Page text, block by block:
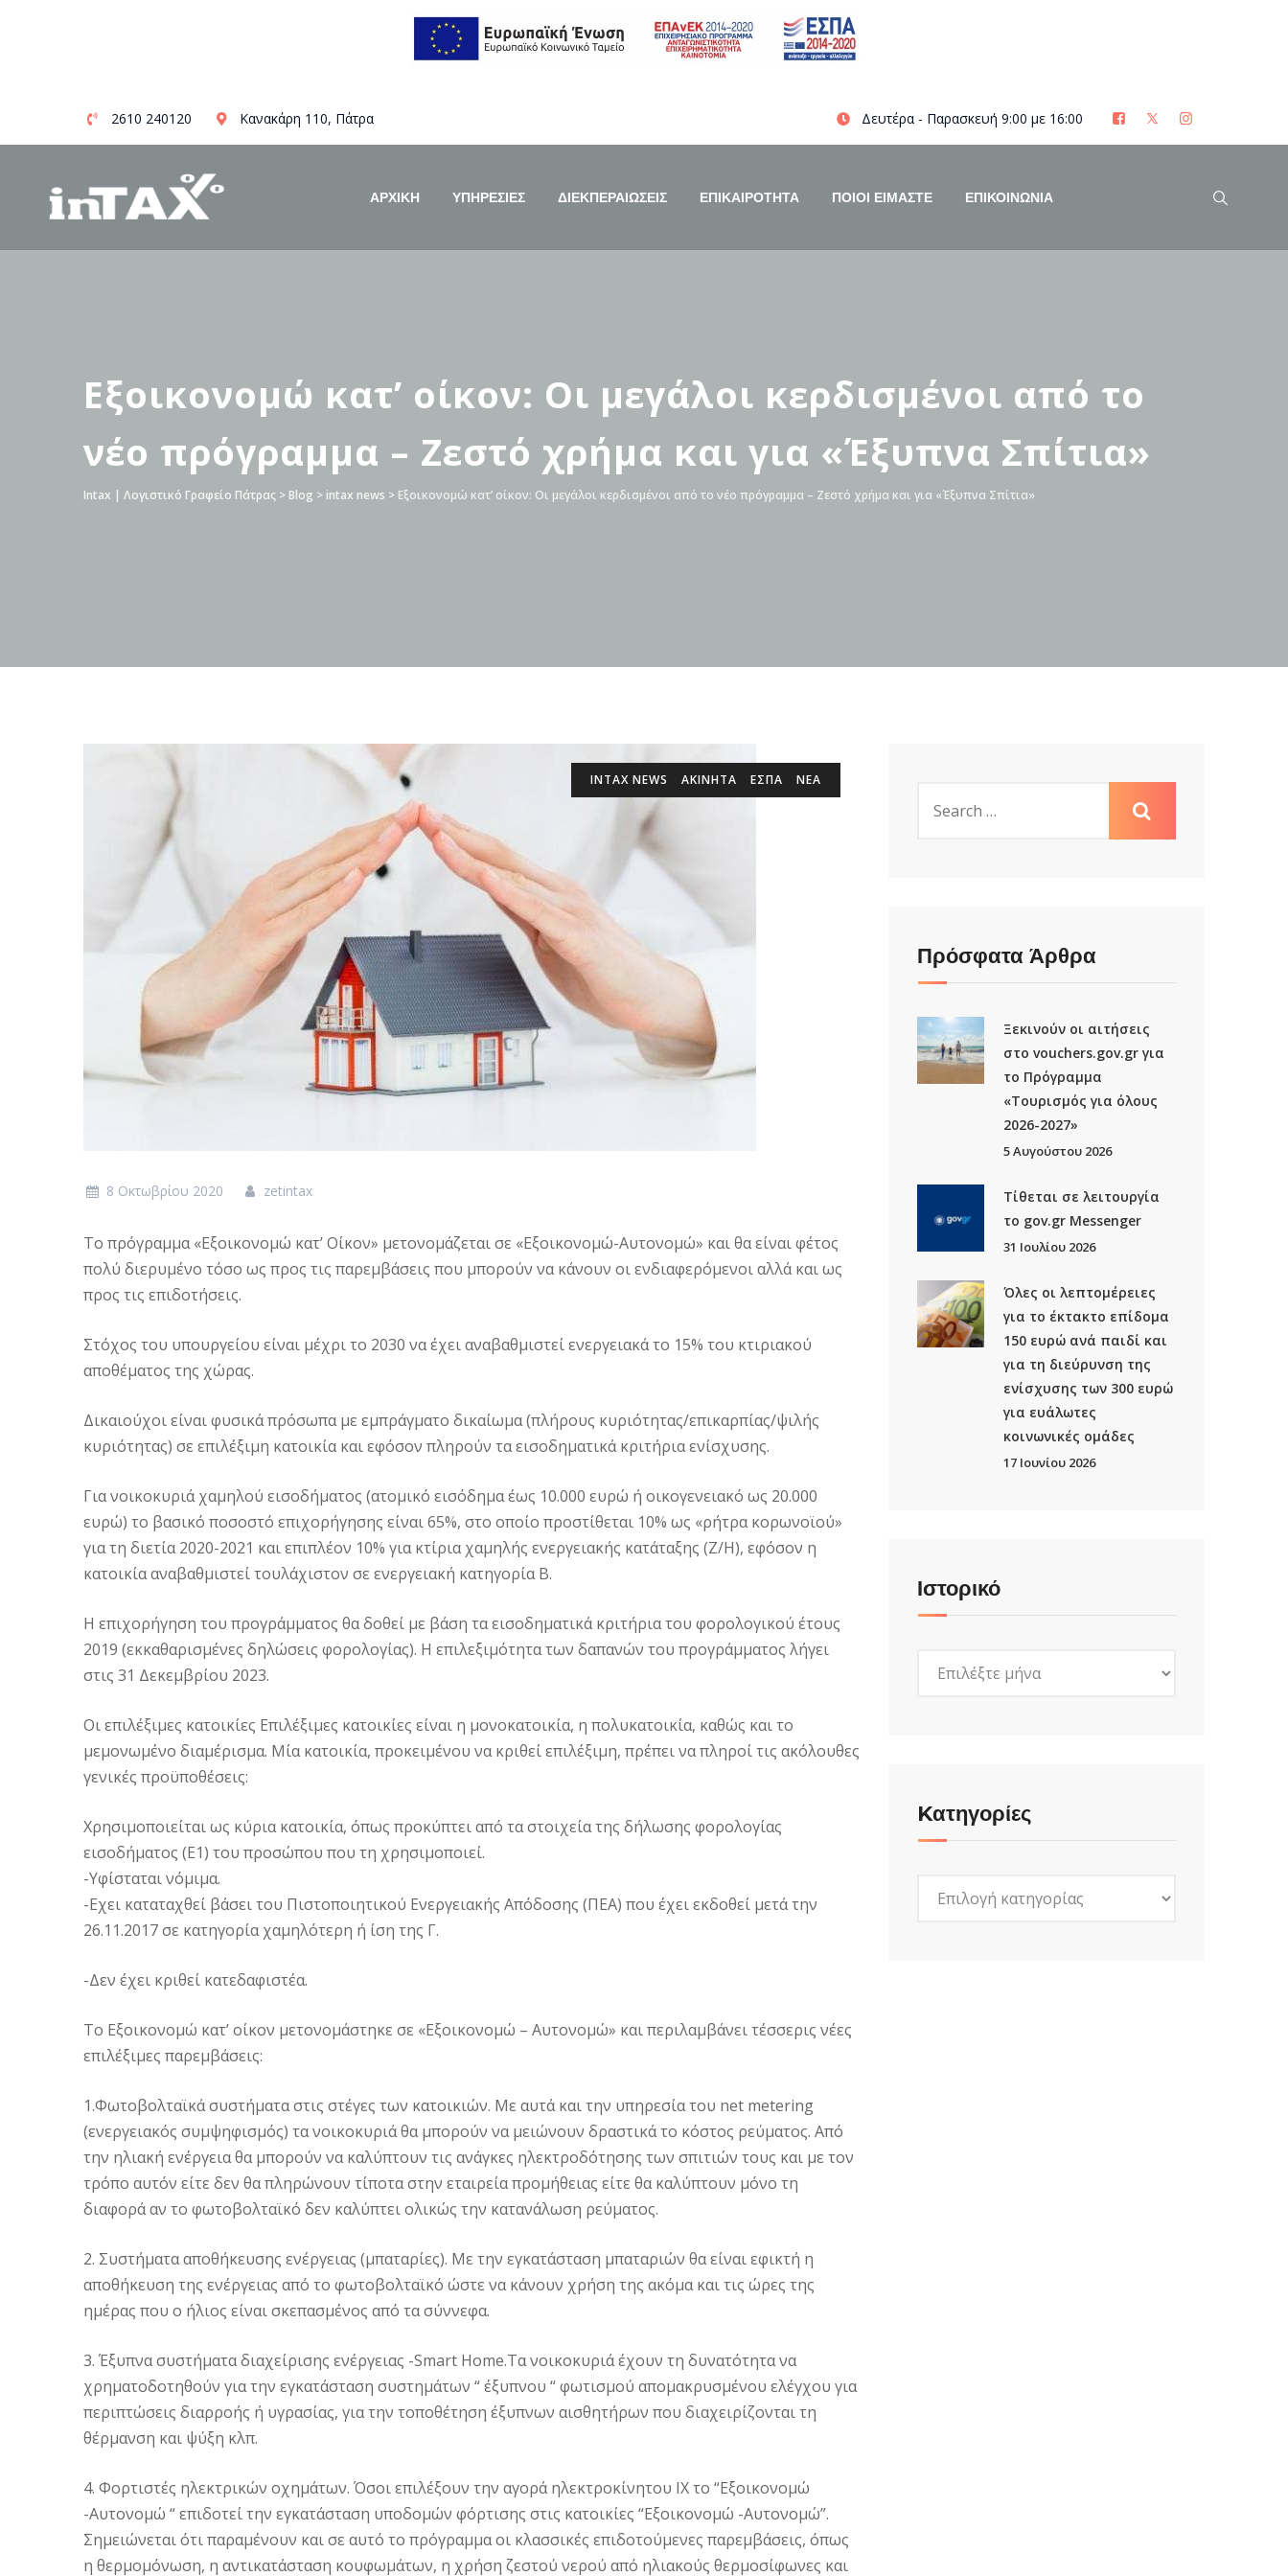
content
2610 240120 Κανακάρη 110, Πάτρα Δευτέρα - Παρασκευή 9:00 με 16:00
ΑΡΧΙΚΗ ΥΠΗΡΕΣΙΕΣ ΔΙΕΚΠΕΡΑΙΩΣΕΙΣ ΕΠΙΚΑΙΡΟΤΗΤΑ ΠΟΙΟΊ ΕΊΜΑΣΤΕ ΕΠΙΚΟΙΝΩΝΙΑ
Εξοικονομώ κατ’ οίκον: Οι μεγάλοι κερδισμένοι από το
νέο πρόγραμμα – Ζεστό χρήμα και για «Έξυπνα Σπίτια»
Intax | Λογιστικό Γραφείο Πάτρας > Blog > intax news > Εξοικονομώ κατ’ οίκον: Οι μεγάλοι κερδισμένοι από το νέο πρόγραμμα – Ζεστό χρήμα και για «Έξυπνα Σπίτια»
INTAX NEWS ΑΚΙΝΗΤΑ ΕΣΠΑ ΝΕΑ
8 Οκτωβρίου 2020 zetintax
Το πρόγραμμα «Εξοικονομώ κατ’ Οίκον» μετονομάζεται σε «Εξοικονομώ-Αυτονομώ» και θα είναι φέτος
πολύ διερυμένο τόσο ως προς τις παρεμβάσεις που μπορούν να κάνουν οι ενδιαφερόμενοι αλλά και ως
προς τις επιδοτήσεις.
Στόχος του υπουργείου είναι μέχρι το 2030 να έχει αναβαθμιστεί ενεργειακά το 15% του κτιριακού
αποθέματος της χώρας.
Δικαιούχοι είναι φυσικά πρόσωπα με εμπράγματο δικαίωμα (πλήρους κυριότητας/επικαρπίας/ψιλής
κυριότητας) σε επιλέξιμη κατοικία και εφόσον πληρούν τα εισοδηματικά κριτήρια ενίσχυσης.
Για νοικοκυριά χαμηλού εισοδήματος (ατομικό εισόδημα έως 10.000 ευρώ ή οικογενειακό ως 20.000
ευρώ) το βασικό ποσοστό επιχορήγησης είναι 65%, στο οποίο προστίθεται 10% ως «ρήτρα κορωνοϊού»
για τη διετία 2020-2021 και επιπλέον 10% για κτίρια χαμηλής ενεργειακής κατάταξης (Ζ/Η), εφόσον η
κατοικία αναβαθμιστεί τουλάχιστον σε ενεργειακή κατηγορία Β.
Η επιχορήγηση του προγράμματος θα δοθεί με βάση τα εισοδηματικά κριτήρια του φορολογικού έτους
2019 (εκκαθαρισμένες δηλώσεις φορολογίας). Η επιλεξιμότητα των δαπανών του προγράμματος λήγει
στις 31 Δεκεμβρίου 2023.
Οι επιλέξιμες κατοικίες Επιλέξιμες κατοικίες είναι η μονοκατοικία, η πολυκατοικία, καθώς και το
μεμονωμένο διαμέρισμα. Μία κατοικία, προκειμένου να κριθεί επιλέξιμη, πρέπει να πληροί τις ακόλουθες
γενικές προϋποθέσεις:
Χρησιμοποιείται ως κύρια κατοικία, όπως προκύπτει από τα στοιχεία της δήλωσης φορολογίας
εισοδήματος (Ε1) του προσώπου που τη χρησιμοποιεί.
-Υφίσταται νόμιμα.
-Εχει καταταχθεί βάσει του Πιστοποιητικού Ενεργειακής Απόδοσης (ΠΕΑ) που έχει εκδοθεί μετά την
26.11.2017 σε κατηγορία χαμηλότερη ή ίση της Γ.
-Δεν έχει κριθεί κατεδαφιστέα.
Το Εξοικονομώ κατ’ οίκον μετονομάστηκε σε «Εξοικονομώ – Αυτονομώ» και περιλαμβάνει τέσσερις νέες
επιλέξιμες παρεμβάσεις:
1.Φωτοβολταϊκά συστήματα στις στέγες των κατοικιών. Με αυτά και την υπηρεσία του net metering
(ενεργειακός συμψηφισμός) τα νοικοκυριά θα μπορούν να μειώνουν δραστικά το κόστος ρεύματος. Από
την ηλιακή ενέργεια θα μπορούν να καλύπτουν τις ανάγκες ηλεκτροδότησης των σπιτιών τους και με τον
τρόπο αυτόν είτε δεν θα πληρώνουν τίποτα στην εταιρεία προμήθειας είτε θα καλύπτουν μόνο τη
διαφορά αν το φωτοβολταϊκό δεν καλύπτει ολικώς την κατανάλωση ρεύματος.
2. Συστήματα αποθήκευσης ενέργειας (μπαταρίες). Με την εγκατάσταση μπαταριών θα είναι εφικτή η
αποθήκευση της ενέργειας από το φωτοβολταϊκό ώστε να κάνουν χρήση της ακόμα και τις ώρες της
ημέρας που ο ήλιος είναι σκεπασμένος από τα σύννεφα.
3. Έξυπνα συστήματα διαχείρισης ενέργειας -Smart Home.Τα νοικοκυριά έχουν τη δυνατότητα να
χρηματοδοτηθούν για την εγκατάσταση συστημάτων “ έξυπνου “ φωτισμού απομακρυσμένου ελέγχου για
περιπτώσεις διαρροής ή υγρασίας, για την τοποθέτηση έξυπνων αισθητήρων που διαχειρίζονται τη
θέρμανση και ψύξη κλπ.
4. Φορτιστές ηλεκτρικών οχημάτων. Όσοι επιλέξουν την αγορά ηλεκτροκίνητου ΙΧ το “Εξοικονομώ
-Αυτονομώ “ επιδοτεί την εγκατάσταση υποδομών φόρτισης στις κατοικίες “Eξοικονομώ -Αυτονομώ”.
Σημειώνεται ότι παραμένουν και σε αυτό το πρόγραμμα οι κλασσικές επιδοτούμενες παρεμβάσεις, όπως
η θερμομόνωση, η αντικατάσταση κουφωμάτων, η χρήση ζεστού νερού από ηλιακούς θερμοσίφωνες και
Πρόσφατα Άρθρα
Ξεκινούν οι αιτήσεις
στο vouchers.gov.gr για
το Πρόγραμμα
«Τουρισμός για όλους
2026-2027»
5 Αυγούστου 2026
Τίθεται σε λειτουργία
το gov.gr Μessenger
31 Ιουλίου 2026
Όλες οι λεπτομέρειες
για το έκτακτο επίδομα
150 ευρώ ανά παιδί και
για τη διεύρυνση της
ενίσχυσης των 300 ευρώ
για ευάλωτες
κοινωνικές ομάδες
17 Ιουνίου 2026
Ιστορικό
Kατηγορίες